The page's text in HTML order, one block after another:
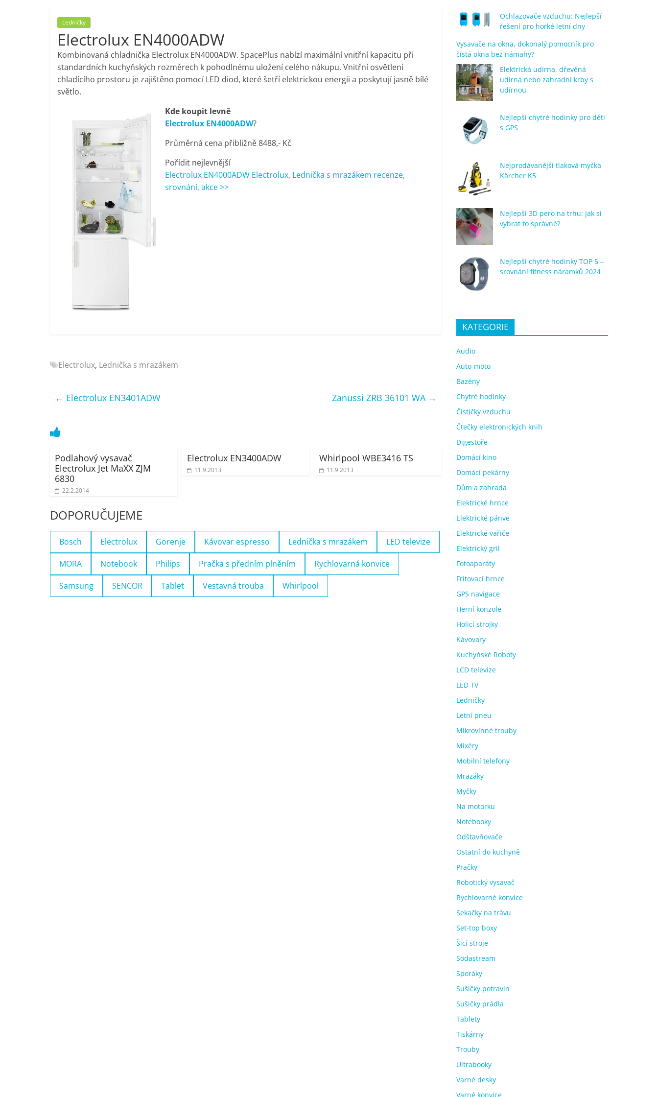
porovnání,
pračky,
televize,
notebooky,
mobilní
telefony,
kávovary,
bazény
Nejlepší
elektronika
Elektro
televize,
kávovary,
bazény
Ledničky
Electrolux EN4000ADW
Kombinovaná chladnička Electrolux EN4000ADW. SpacePlus nabízí maximální vnitřní kapacitu při
standardních kuchyňských rozměrech k pohodlnému uložení celého nákupu. Vnitřní osvětlení
chladícího prostoru je zajištěno pomocí LED diod, které šetří elektrickou energii a poskytují jasně bílé
světlo.
Kde koupit levně
Electrolux EN4000ADW?
Průměrná cena přibližně 8488,- Kč
Pořídit nejlevnější
Electrolux EN4000ADW Electrolux, Lednička s mrazákem recenze,
srovnání, akce >>
Electrolux, Lednička s mrazákem
← Electrolux EN3401ADW Zanussi ZRB 36101 WA →
Podlahový vysavač
Electrolux Jet MaXX ZJM
6830
22.2.2014
Electrolux EN3400ADW
11.9.2013
Whirlpool WBE3416 TS
11.9.2013
DOPORUČUJEME
Bosch Electrolux Gorenje Kávovar espresso Lednička s mrazákem LED televize
MORA Notebook Philips Pračka s předním plněním Rychlovarná konvice
Samsung SENCOR Tablet Vestavná trouba Whirlpool
Ochlazovače vzduchu: Nejlepší
řešení pro horké letní dny
Vysavače na okna, dokonalý pomocník pro
čistá okna bez námahy?
Elektrická udírna, dřevěná
udírna nebo zahradní krby s
udírnou
Nejlepší chytré hodinky pro děti
s GPS
Nejprodávanější tlaková myčka
Kärcher K5
Nejlepší 3D pero na trhu: Jak si
vybrat to správné?
Nejlepší chytré hodinky TOP 5 –
srovnání fitness náramků 2024
KATEGORIE
Audio
Auto-moto
Bazény
Chytré hodinky
Čističky vzduchu
Čtečky elektronických knih
Digestoře
Domácí kino
Domácí pekárny
Dům a zahrada
Elektrické hrnce
Elektrické pánve
Elektrické vařiče
Elektrický gril
Fotoaparáty
Fritovací hrnce
GPS navigace
Herní konzole
Holicí strojky
Kávovary
Kuchyňské Roboty
LCD televize
LED TV
Ledničky
Letní pneu
Mikrovlnné trouby
Mixéry
Mobilní telefony
Mrazáky
Myčky
Na motorku
Notebooky
Odšťavňovače
Ostatní do kuchyně
Pračky
Robotický vysavač
Rychlovarné konvice
Sekačky na trávu
Set-top boxy
Šicí stroje
Sodastream
Sporáky
Sušičky potravin
Sušičky prádla
Tablety
Tiskárny
Trouby
Ultrabooky
Varné desky
Varné konvice